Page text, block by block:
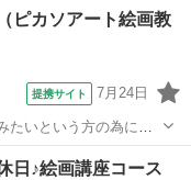
１８年間の合格実績で
ピカソアート絵画教
提携サイト 7月24日
たいという方の為に、
日♪絵画講座コース